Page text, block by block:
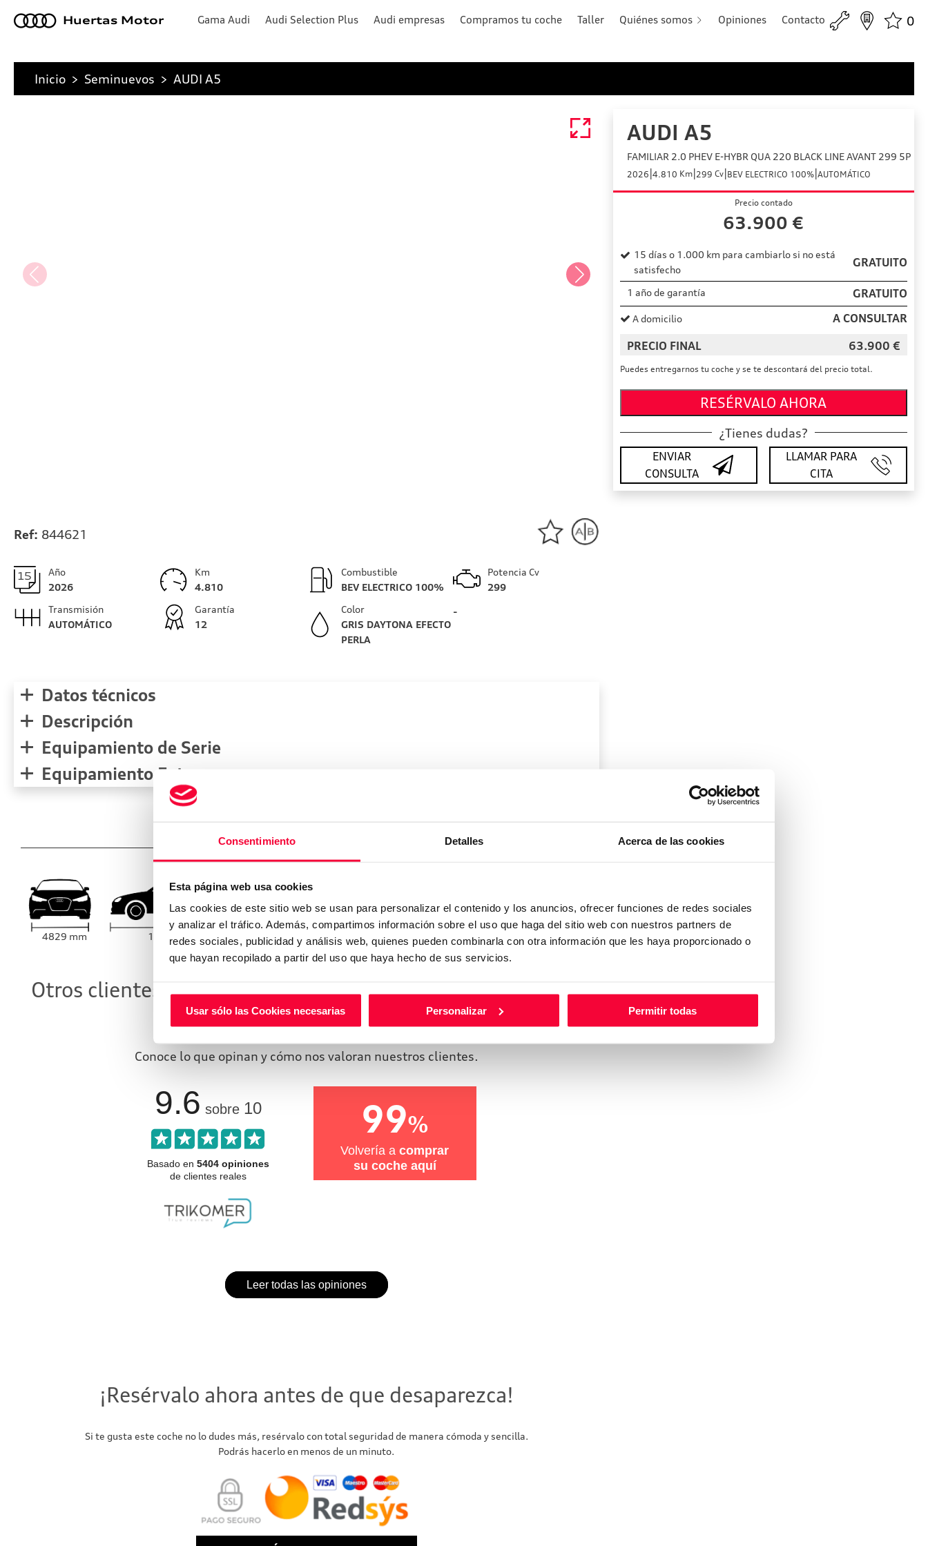
Consentimiento Detalles Acerca de las cookies
Esta página web usa cookies
Las cookies de este sitio web se usan para personalizar el contenido y los anuncios, ofrecer funciones de redes sociales
y analizar el tráfico. Además, compartimos información sobre el uso que haga del sitio web con nuestros partners de
redes sociales, publicidad y análisis web, quienes pueden combinarla con otra información que les haya proporcionado o
que hayan recopilado a partir del uso que haya hecho de sus servicios.
Usar sólo las Cookies necesarias Personalizar Permitir todas
a Huertas Motor Gama Audi Audi Selection Plus Audi empresas Compramos tu coche Taller Quiénes somos Opiniones Contacto 0
Inicio > Seminuevos > AUDI A5
Ref: 844621
Año
2026
Km
4.810
Combustible
BEV ELECTRICO 100%
Potencia Cv
299
Transmisión
AUTOMÁTICO
Garantía
12
Color
GRIS DAYTONA EFECTO
PERLA
-
Datos técnicos
Descripción
Equipamiento de Serie
Equipamiento Extra
Medidas del vehículo
1460
mm
4829 mm 1860 mm
Maletero:448L
Depósito:L
Otros clientes que ya compraron en Audi Huertas Motor te
cuentan cómo les fue.
Conoce lo que opinan y cómo nos valoran nuestros clientes.
9.6 sobre 10
Basado en 5404 opiniones
de clientes reales
99%
Volvería acomprar
su coche aquí
Leer todas las opiniones
¡Resérvalo ahora antes de que desaparezca!
Si te gusta este coche no lo dudes más, resérvalo con total seguridad de manera cómoda y sencilla.
Podrás hacerlo en menos de un minuto.
AUDI A5
FAMILIAR 2.0 PHEV E-HYBR QUA 220 BLACK LINE AVANT 299 5P
2026 |4.810 Km|299 Cv|BEV ELECTRICO 100%|AUTOMÁTICO
Precio contado
63.900 €
15 días o 1.000 km para cambiarlo si no está
satisfecho
GRATUITO
1 año de garantía GRATUITO
A domicilio
A CONSULTAR
PRECIO FINAL
63.900 €
Puedes entregarnos tu coche y se te descontará del precio total.
RESÉRVALO AHORA
¿Tienes dudas?
ENVIAR
CONSULTA
LLAMAR PARA
CITA